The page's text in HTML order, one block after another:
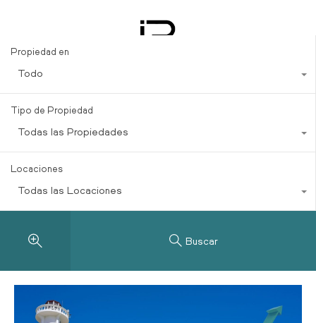
Propiedad en
Todo
Tipo de Propiedad
Todas las Propiedades
Locaciones
Todas las Locaciones
Buscar